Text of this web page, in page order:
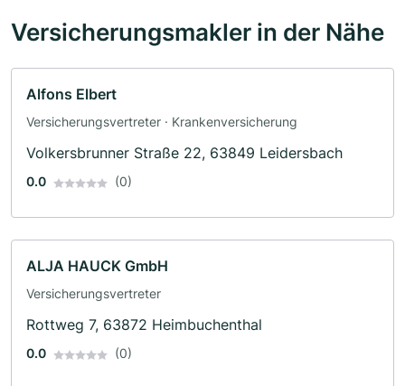
Versicherungsmakler in der Nähe
Alfons Elbert
Versicherungsvertreter · Krankenversicherung
Volkersbrunner Straße 22, 63849 Leidersbach
0.0 (0)
ALJA HAUCK GmbH
Versicherungsvertreter
Rottweg 7, 63872 Heimbuchenthal
0.0 (0)